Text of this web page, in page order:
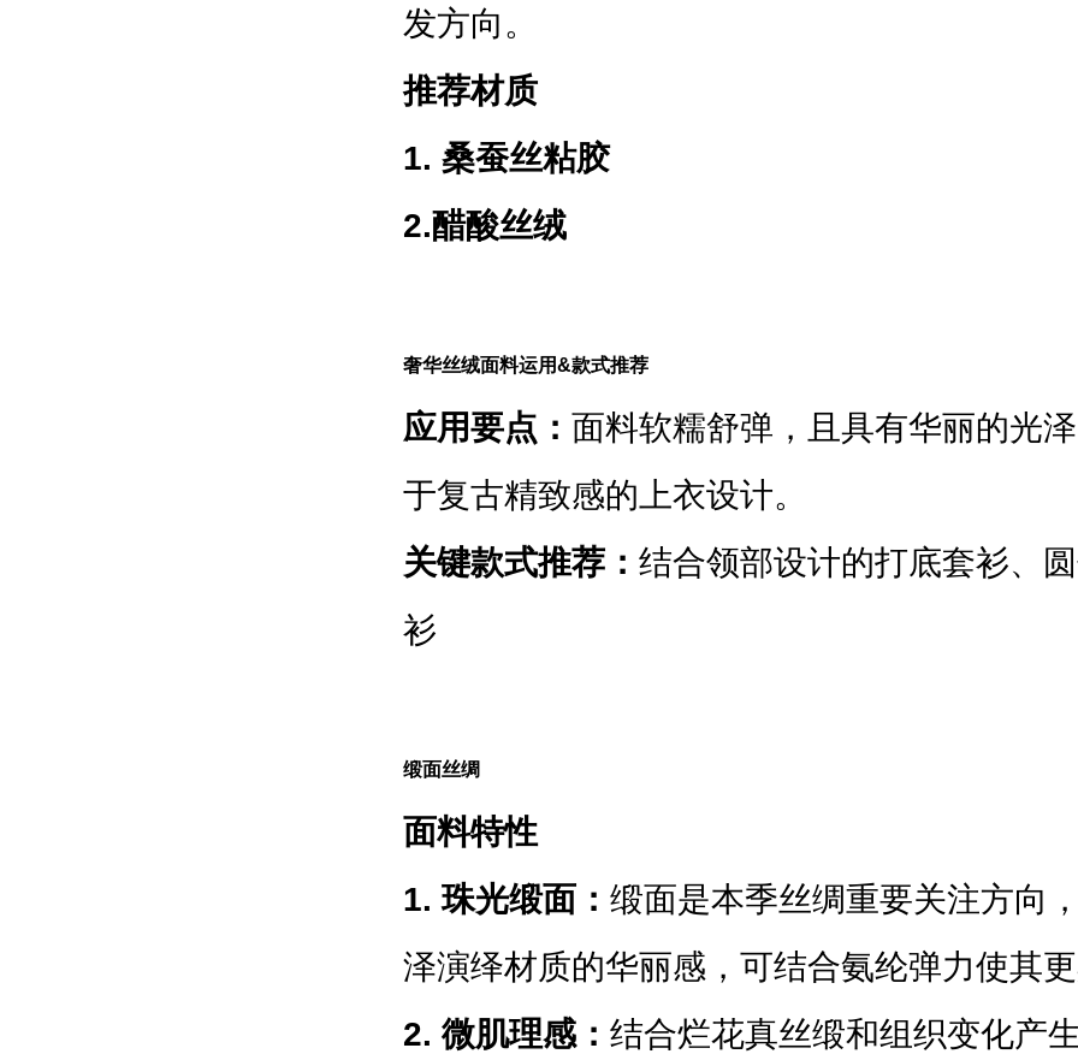
发方向。
推荐材质
1. 桑蚕丝粘胶
2.醋酸丝绒
奢华丝绒面料运用&款式推荐
应用要点： 面料软糯舒弹，且具有华丽的光
于复古精致感的上衣设计。
关键款式推荐： 结合领部设计的打底套衫、
衫
缎面丝绸
面料特性
1. 珠光缎面： 缎面是本季丝绸重要关注方向
泽演绎材质的华丽感，可结合氨纶弹力使其
2. 微肌理感： 结合烂花真丝缎和组织变化产